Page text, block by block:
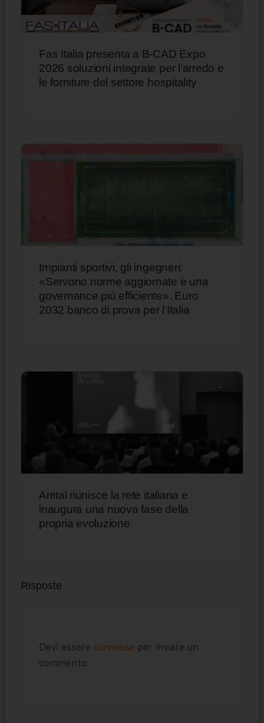
Fas Italia presenta a B-CAD Expo
2026 soluzioni integrate per l’arredo e
le forniture del settore hospitality
Impianti sportivi, gli ingegneri:
«Servono norme aggiornate e una
governance più efficiente». Euro
2032 banco di prova per l’Italia
Arrital riunisce la rete italiana e
inaugura una nuova fase della
propria evoluzione
Risposte
Devi essere connesso per inviare un
commento.